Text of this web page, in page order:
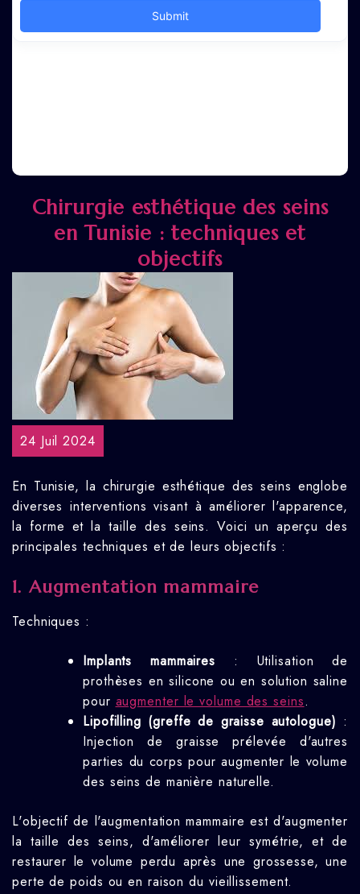
Chirurgie esthétique des seins
en Tunisie : techniques et
objectifs
24 Juil 2024
En Tunisie, la chirurgie esthétique des seins englobe
diverses interventions visant à améliorer l'apparence,
la forme et la taille des seins. Voici un aperçu des
principales techniques et de leurs objectifs :
1. Augmentation mammaire
Techniques :
Implants mammaires : Utilisation de
prothèses en silicone ou en solution saline
pour augmenter le volume des seins.
Lipofilling (greffe de graisse autologue) :
Injection de graisse prélevée d'autres
parties du corps pour augmenter le volume
des seins de manière naturelle.
L'objectif de l'augmentation mammaire est d'augmenter
la taille des seins, d'améliorer leur symétrie, et de
restaurer le volume perdu après une grossesse, une
perte de poids ou en raison du vieillissement.